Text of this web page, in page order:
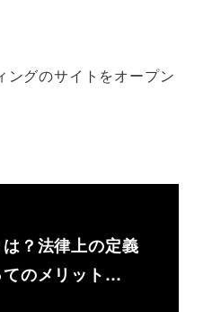
ングのサイトをオープン
？法律上の定義
てのメリット…